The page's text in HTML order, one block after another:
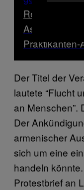
Read Next
Praktikanten-
Der Titel der
lautete “Flucht
an Menschen”.
Der
armenischer
sich um eine
handeln
Protestbrief an